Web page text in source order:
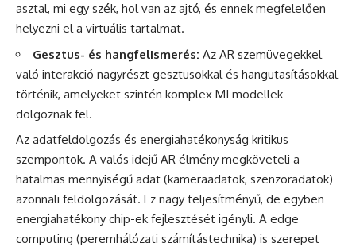
asztal, mi egy szék, hol van az ajtó, és ennek megfelelően
helyezni el a virtuális tartalmat.
Gesztus- és hangfelismerés: Az AR szemüvegekkel
való interakció nagyrészt gesztusokkal és hangutasításokkal
történik, amelyeket szintén komplex MI modellek
dolgoznak fel.
Az adatfeldolgozás és energiahatékonyság kritikus
szempontok. A valós idejű AR élmény megköveteli a
hatalmas mennyiségű adat (kameraadatok, szenzoradatok)
azonnali feldolgozását. Ez nagy teljesítményű, de egyben
energiahatékony chip-ek fejlesztését igényli. A edge
computing (peremhálózati számítástechnika) is szerepet